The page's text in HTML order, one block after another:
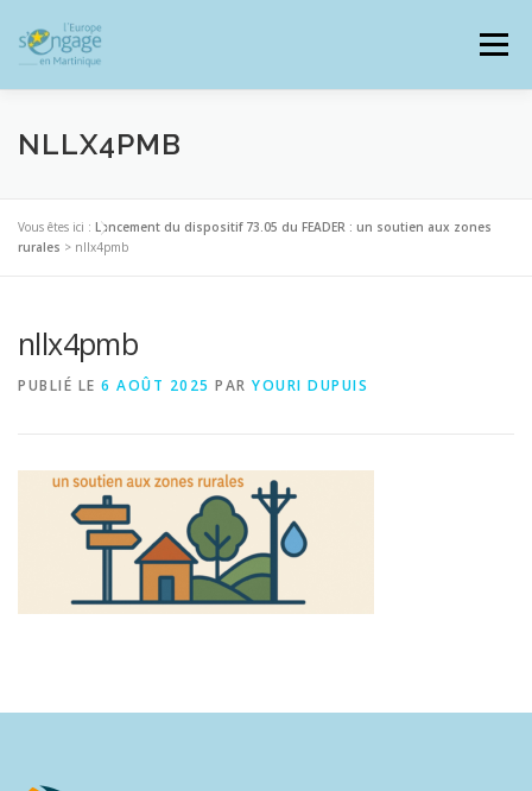
contenu
Menu
PROGRAMMES J’AI UN PROJET
SIGNALER UNE FRAUDE
NLLX4PMB
Vous êtes ici : Lancement du dispositif 73.05 du FEADER : un soutien aux zones
rurales > nllx4pmb
nllx4pmb
PUBLIÉ LE 6 AOÛT 2025 PAR YOURI DUPUIS